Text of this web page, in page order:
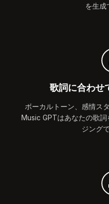
を生成
歌詞に合わせ
ボーカルトーン、感情ス
Music GPTはあなたの歌
ジング